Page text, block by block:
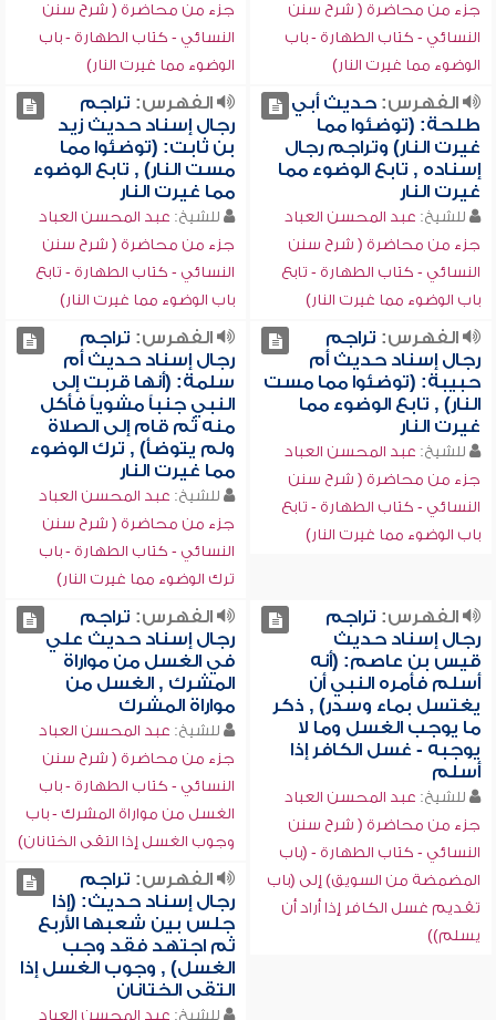
جزء من محاضرة ( شرح سنن
النسائي - كتاب الطهارة - باب
الوضوء مما غيرت النار)
جزء من محاضرة ( شرح سنن
النسائي - كتاب الطهارة - باب
الوضوء مما غيرت النار)
الفهرس:حديث أبي
طلحة: (توضئوا مما
غيرت النار) وتراجم رجال
إسناده , تابع الوضوء مما
غيرت النار
للشيخ: عبد المحسن العباد
جزء من محاضرة ( شرح سنن
النسائي - كتاب الطهارة - تابع
باب الوضوء مما غيرت النار)
الفهرس: تراجم
رجال إسناد حديث زيد
بن ثابت: (توضئوا مما
مست النار) , تابع الوضوء
مما غيرت النار
للشيخ: عبد المحسن العباد
جزء من محاضرة ( شرح سنن
النسائي - كتاب الطهارة - تابع
باب الوضوء مما غيرت النار)
الفهرس: تراجم
رجال إسناد حديث أم
حبيبة: (توضئوا مما مست
النار) , تابع الوضوء مما
غيرت النار
للشيخ: عبد المحسن العباد
جزء من محاضرة ( شرح سنن
النسائي - كتاب الطهارة - تابع
باب الوضوء مما غيرت النار)
الفهرس: تراجم
رجال إسناد حديث أم
سلمة: (أنها قربت إلى
النبي جنباً مشوياً فأكل
منه ثم قام إلى الصلاة
ولم يتوضأ) , ترك الوضوء
مما غيرت النار
للشيخ: عبد المحسن العباد
جزء من محاضرة ( شرح سنن
النسائي - كتاب الطهارة - باب
ترك الوضوء مما غيرت النار)
الفهرس: تراجم
رجال إسناد حديث
قيس بن عاصم: (أنه
أسلم فأمره النبي أن
يغتسل بماء وسدر) , ذكر
ما يوجب الغسل وما لا
يوجبه - غسل الكافر إذا
أسلم
للشيخ: عبد المحسن العباد
جزء من محاضرة ( شرح سنن
النسائي - كتاب الطهارة - (باب
المضمضة من السويق) إلى (باب
تقديم غسل الكافر إذا أراد أن
يسلم))
الفهرس: تراجم
رجال إسناد حديث علي
في الغسل من مواراة
المشرك , الغسل من
مواراة المشرك
للشيخ: عبد المحسن العباد
جزء من محاضرة ( شرح سنن
النسائي - كتاب الطهارة - باب
الغسل من مواراة المشرك - باب
وجوب الغسل إذا التقى الختانان)
الفهرس: تراجم
رجال إسناد حديث: (إذا
جلس بين شعبها الأربع
ثم اجتهد فقد وجب
الغسل) , وجوب الغسل إذا
التقى الختانان
للشيخ: عبد المحسن العباد